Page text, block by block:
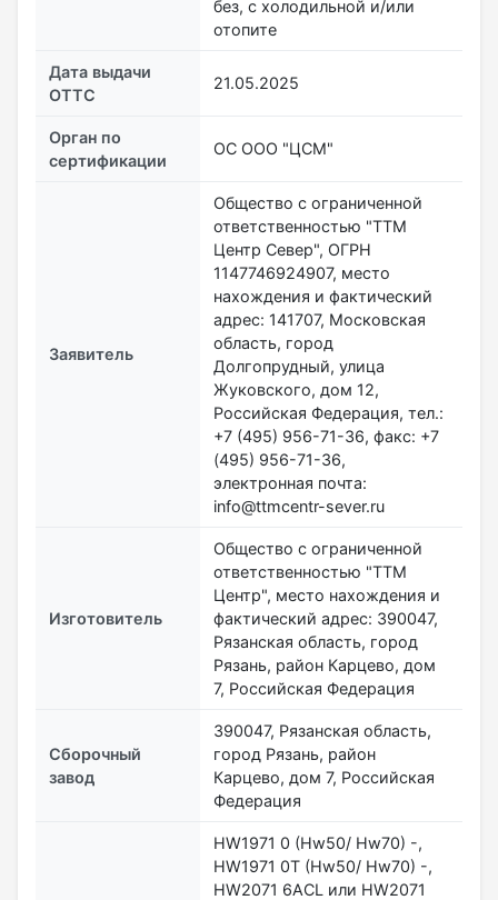
без, с холодильной и/или
отопите
Дата выдачи
ОТТС
21.05.2025
Орган по
сертификации
ОС ООО "ЦСМ"
Заявитель
Общество с ограниченной
ответственностью "ТТМ
Центр Север", ОГРН
1147746924907, место
нахождения и фактический
адрес: 141707, Московская
область, город
Долгопрудный, улица
Жуковского, дом 12,
Российская Федерация, тел.:
+7 (495) 956-71-36, факс: +7
(495) 956-71-36,
электронная почта:
info@ttmcentr-sever.ru
Изготовитель
Общество с ограниченной
ответственностью "ТТМ
Центр", место нахождения и
фактический адрес: 390047,
Рязанская область, город
Рязань, район Карцево, дом
7, Российская Федерация
Сборочный
завод
390047, Рязанская область,
город Рязань, район
Карцево, дом 7, Российская
Федерация
HW1971 0 (Hw50/ Hw70) -,
HW1971 0T (Hw50/ Hw70) -,
HW2071 6ACL или HW2071